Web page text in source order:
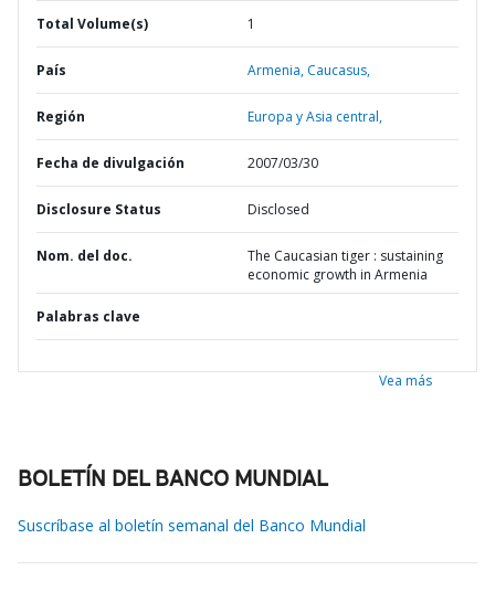
Total Volume(s) 1
País Armenia, Caucasus,
Región Europa y Asia central,
Fecha de divulgación 2007/03/30
Disclosure Status Disclosed
Nom. del doc.
The Caucasian tiger : sustaining
economic growth in Armenia
Palabras clave
Vea más
BOLETÍN DEL BANCO MUNDIAL
Suscríbase al boletín semanal del Banco Mundial